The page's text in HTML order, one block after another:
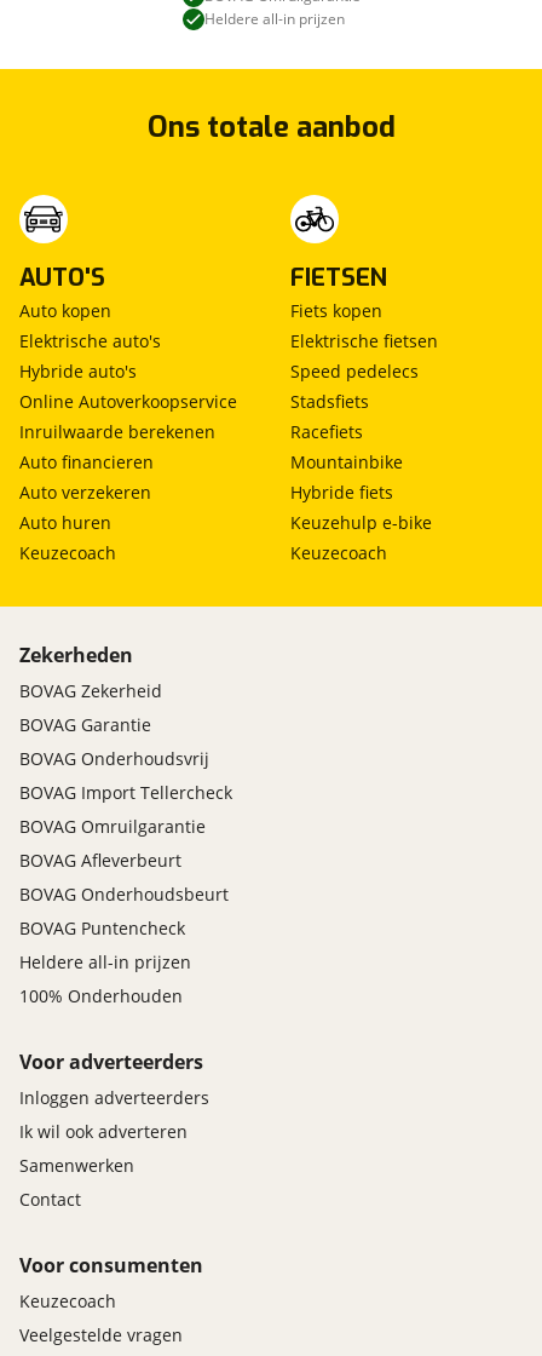
U bent van harte welkom.
Prijs
€ 0,-
Omschrijving
BOVAG garantie (12 maanden)
Heldere all-in prijzen
Ons totale aanbod
AUTO'S
Auto kopen
Elektrische auto's
Hybride auto's
Online Autoverkoopservice
Inruilwaarde berekenen
Auto financieren
Auto verzekeren
Auto huren
Keuzecoach
FIETSEN
Fiets kopen
Elektrische fietsen
Speed pedelecs
Stadsfiets
Racefiets
Mountainbike
Hybride fiets
Keuzehulp e-bike
Keuzecoach
Zekerheden
BOVAG Zekerheid
BOVAG Garantie
BOVAG Onderhoudsvrij
BOVAG Import Tellercheck
BOVAG Omruilgarantie
BOVAG Afleverbeurt
BOVAG Onderhoudsbeurt
BOVAG Puntencheck
Heldere all-in prijzen
100% Onderhouden
Voor adverteerders
Inloggen adverteerders
Ik wil ook adverteren
Samenwerken
Contact
Voor consumenten
Keuzecoach
Veelgestelde vragen